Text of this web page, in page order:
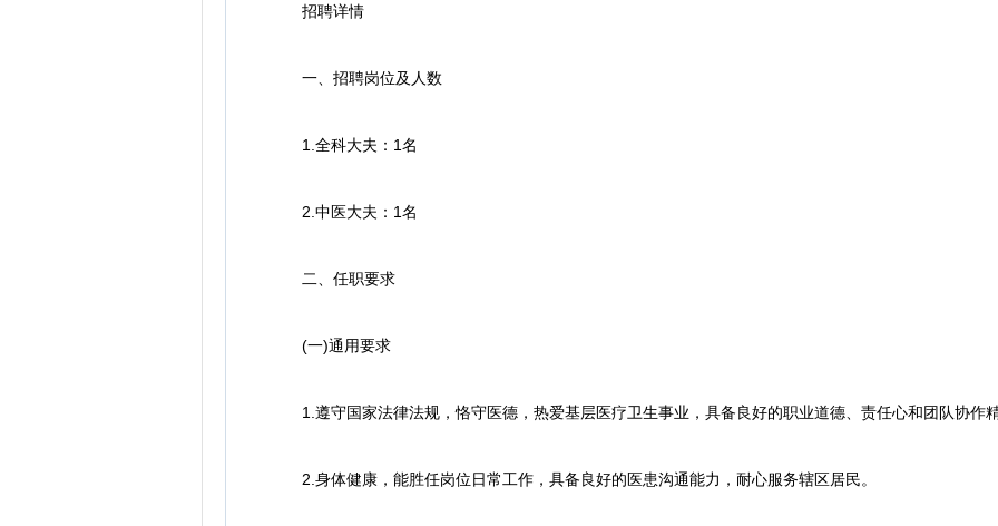
招聘详情
一、招聘岗位及人数
1.全科大夫：1名
2.中医大夫：1名
二、任职要求
(一)通用要求
1.遵守国家法律法规，恪守医德，热爱基层医疗卫生事业，具备良好的职业道德、责任心和团队协作
2.身体健康，能胜任岗位日常工作，具备良好的医患沟通能力，耐心服务辖区居民。